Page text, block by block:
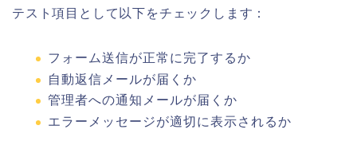
テスト項目として以下をチェックします：
フォーム送信が正常に完了するか
自動返信メールが届くか
管理者への通知メールが届くか
エラーメッセージが適切に表示されるか